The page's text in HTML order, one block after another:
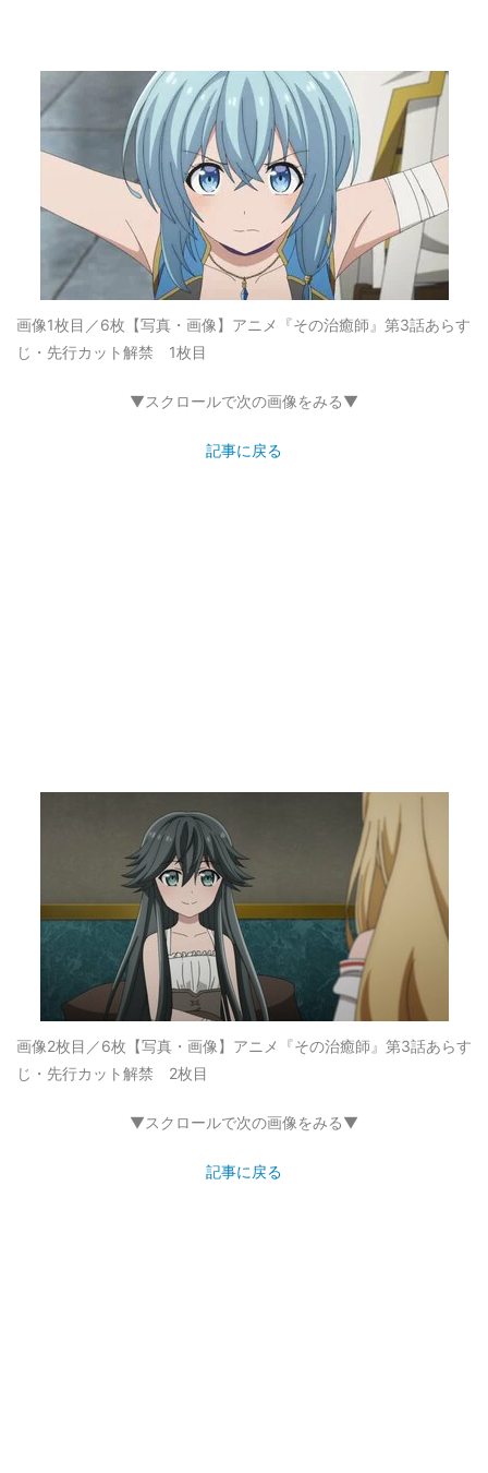
画像1枚目／6枚 【写真・画像】アニメ『その治癒師』第3話あらす
じ・先行カット解禁 1枚目
▼スクロールで次の画像をみる▼
記事に戻る
画像2枚目／6枚 【写真・画像】アニメ『その治癒師』第3話あらす
じ・先行カット解禁 2枚目
▼スクロールで次の画像をみる▼
記事に戻る